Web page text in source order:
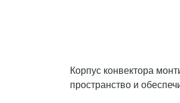
Корпус конвектора
пространство и